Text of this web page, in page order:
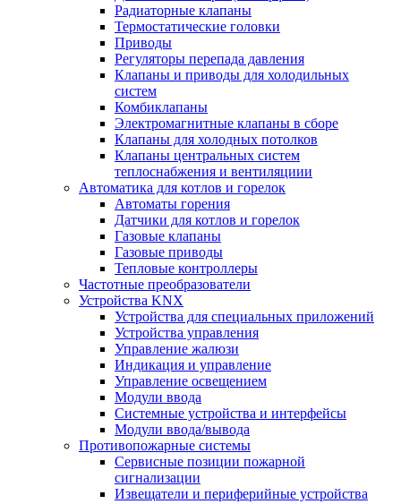
Радиаторные клапаны
Термостатические головки
Приводы
Регуляторы перепада давления
Клапаны и приводы для холодильных
систем
Комбиклапаны
Электромагнитные клапаны в сборе
Клапаны для холодных потолков
Клапаны центральных систем
теплоснабжения и вентиляциии
Автоматика для котлов и горелок
Автоматы горения
Датчики для котлов и горелок
Газовые клапаны
Газовые приводы
Тепловые контроллеры
Частотные преобразователи
Устройства KNX
Устройства для специальных приложений
Устройства управления
Управление жалюзи
Индикация и управление
Управление освещением
Модули ввода
Системные устройства и интерфейсы
Модули ввода/вывода
Противопожарные системы
Сервисные позиции пожарной
сигнализации
Извещатели и периферийные устройства